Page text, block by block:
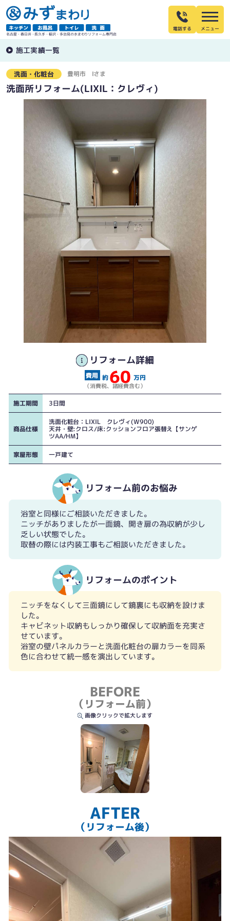
名古屋・春日井・長久手・稲沢・多治見の水まわりリフォーム専門店
電話する
施工実績一覧
洗面・化粧台 豊明市 Iさま
洗面所リフォーム(LIXIL：クレヴィ)
リフォーム詳細
約 60 万円
（消費税、諸経費含む）
施工期間 3日間
商品仕様
洗面化粧台：LIXIL クレヴィ(W900)
天井・壁:クロス/床:クッションフロア張替え【サンゲ
ツAA/HM】
家屋形態 一戸建て
リフォーム前のお悩み
浴室と同様にご相談いただきました。
ニッチがありましたが一面鏡、開き扉の為収納が少し
乏しい状態でした。
取替の際には内装工事もご相談いただきました。
リフォームのポイント
ニッチをなくして三面鏡にして鏡裏にも収納を設けま
した。
キャビネット収納もしっかり確保して収納面を充実さ
せています。
浴室の壁パネルカラーと洗面化粧台の扉カラーを同系
色に合わせて統一感を演出しています。
BEFORE
（リフォーム前）
画像クリックで拡大します
AFTER
（リフォーム後）